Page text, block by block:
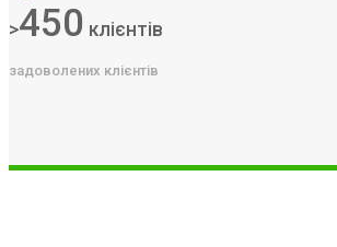
>450 клієнтів
задоволених клієнтів